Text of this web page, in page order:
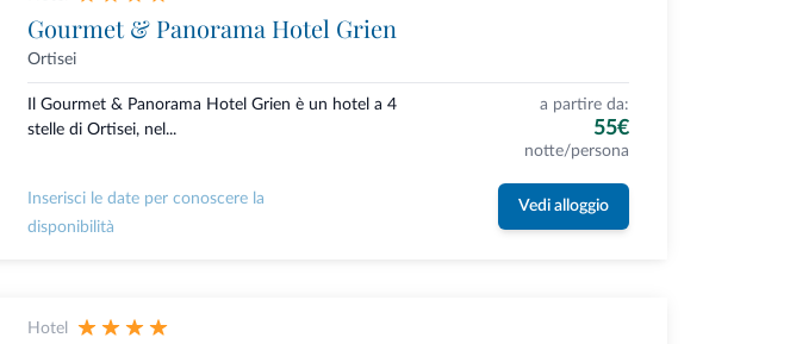
Gourmet & Panorama Hotel Grien
Ortisei
Il Gourmet & Panorama Hotel Grien è un hotel a 4
stelle di Ortisei, nel...
a partire da:
55€
notte/persona
Inserisci le date per conoscere la
disponibilità
Vedi alloggio
Hotel